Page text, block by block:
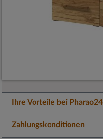
Ihre Vorteile bei Pharao24
Zahlungskonditionen